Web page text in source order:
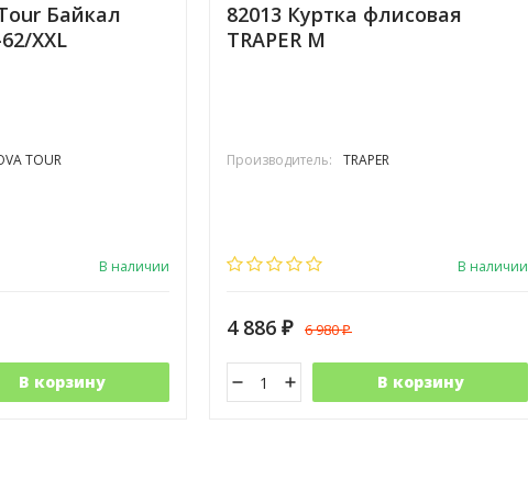
Байкал
XXL
TOUR
В наличии
В корзину
82013 Куртка флисовая
TRAPER М
Производитель: TRAPER
В наличии
4 886 ₽ 6 980₽
В корзину